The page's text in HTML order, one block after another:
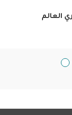
العالم